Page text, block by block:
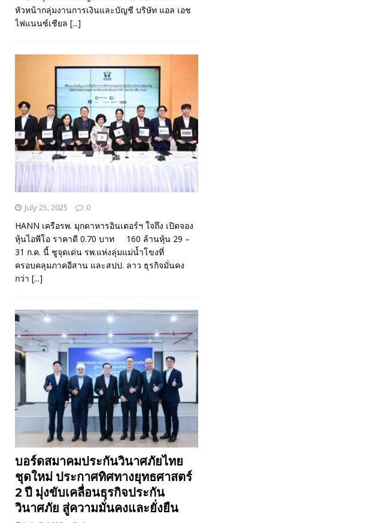
หัวหน้ากลุ่มงานการเงินและบัญชี บริษัท แอล เอช
ไฟแนนซ์เชียล [...]
July 25, 2025 0
HANN เครือรพ. มุกดาหารอินเตอร์ฯ ใจถึง เปิดจอง
หุ้นไอพีโอ ราคาดี 0.70 บาท 160 ล้านหุ้น 29 –
31 ก.ค. นี้ ชูจุดเด่น รพ.แห่งลุ่มแม่น้ำโขงที่
ครอบคลุมภาคอีสาน และสปป. ลาว ธุรกิจมั่นคง
กว่า [...]
บอร์ดสมาคมประกันวินาศภัยไทย
ชุดใหม่ ประกาศทิศทางยุทธศาสตร์
2 ปี มุ่งขับเคลื่อนธุรกิจประกัน
วินาศภัย สู่ความมั่นคงและยั่งยืน